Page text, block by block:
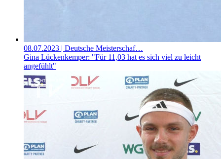
08.07.2023 | Deutsche Meisterschaf…
Gina Lückenkemper: "Für 11,03 hat es sich viel zu leicht
angefühlt"